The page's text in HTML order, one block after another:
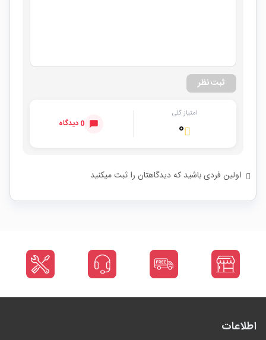
ثبت نظر
امتیاز کلی
۰ 0 دیدگاه
اولین فردی باشید که دیدگاهتان را ثبت میکنید
اطلاعات